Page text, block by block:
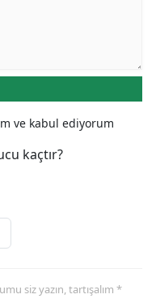
ve kabul ediyorum
kaçtır?
siz yazın, tartışalım *